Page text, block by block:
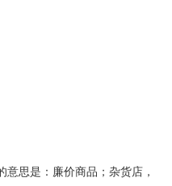
思是：廉价商品；杂货店，